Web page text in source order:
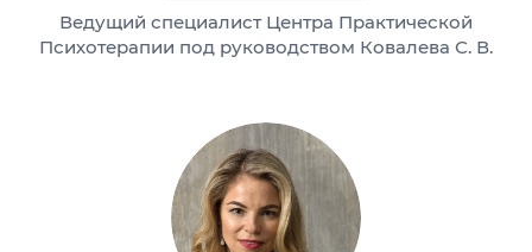
Ведущий специалист Центра Практической
Психотерапии под руководством Ковалева С. В.